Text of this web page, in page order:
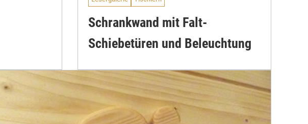
Schrankwand mit Falt-
Schiebetüren und Beleuchtung